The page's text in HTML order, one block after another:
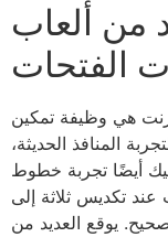
من ألعاب
الفتحات
هي وظيفة تمكين
المنافذ الحديثة،
أيضًا تجربة خطوط
عند تكديس ثلاثة إلى
يوقع العديد من